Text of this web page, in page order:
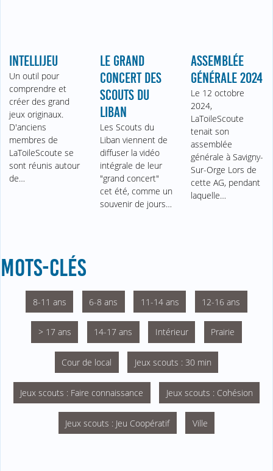
INTELLIJEU
Un outil pour
comprendre et
créer des grand
jeux originaux.
D'anciens
membres de
LaToileScoute se
sont réunis autour
de…
LE GRAND
CONCERT DES
SCOUTS DU
LIBAN
Les Scouts du
Liban viennent de
diffuser la vidéo
intégrale de leur
"grand concert"
cet été, comme un
souvenir de jours…
ASSEMBLÉE
GÉNÉRALE 2024
Le 12 octobre
2024,
LaToileScoute
tenait son
assemblée
générale à Savigny-
Sur-Orge Lors de
cette AG, pendant
laquelle…
MOTS-CLÉS
8-11 ans 6-8 ans 11-14 ans 12-16 ans
> 17 ans 14-17 ans Intérieur Prairie
Cour de local Jeux scouts : 30 min
Jeux scouts : Faire connaissance Jeux scouts : Cohésion
Jeux scouts : Jeu Coopératif Ville